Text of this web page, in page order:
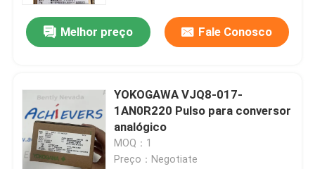
Melhor preço Fale Conosco
YOKOGAWA VJQ8-017-
1AN0R220 Pulso para conversor
analógico
MOQ：1
Preço：Negotiate